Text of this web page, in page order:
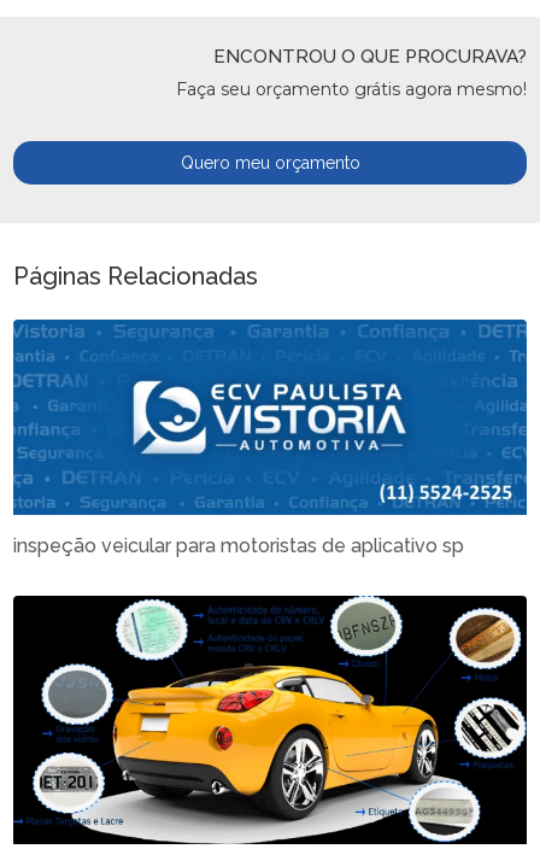
ENCONTROU O QUE PROCURAVA?
Faça seu orçamento grátis agora mesmo!
Quero meu orçamento
Páginas Relacionadas
inspeção veicular para motoristas de aplicativo sp